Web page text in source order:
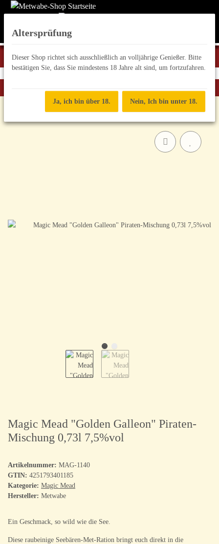
Magic Mead "Golden Galleon" Piraten-
Mischung 0,73l 7,5%vol
Artikelnummer: MAG-1140
GTIN: 4251793401185
Kategorie: Magic Mead
Hersteller: Metwabe
Ein Geschmack, so wild wie die See.
Diese raubeinige Seebären-Met-Ration bringt euch direkt in die
Altersprüfung
Dieser Shop richtet sich ausschließlich an volljährige Genießer. Bitte
bestätigen Sie, dass Sie mindestens 18 Jahre alt sind, um fortzufahren.
Ja, ich bin über 18. Nein, Ich bin unter 18.